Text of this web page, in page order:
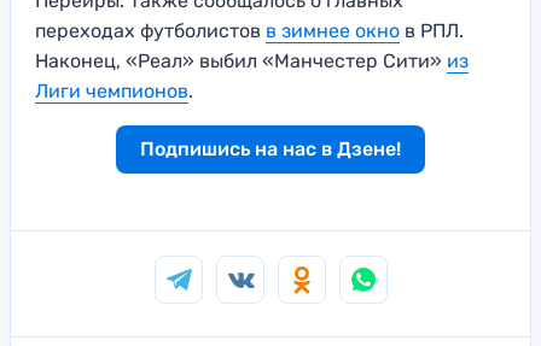
переходах футболистов в зимнее окно в РПЛ.
Наконец, «Реал» выбил «Манчестер Сити» из
Лиги чемпионов.
Подпишись на нас в Дзене!